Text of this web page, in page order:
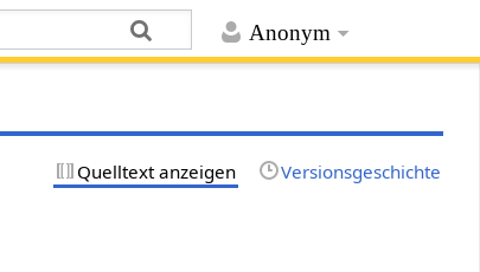
Anonym
Quelltext anzeigen Versionsgeschichte